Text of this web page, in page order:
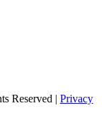
Reserved | Privacy